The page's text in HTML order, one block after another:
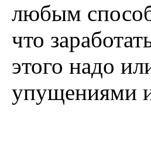
любым
что
этого надо
упущениями